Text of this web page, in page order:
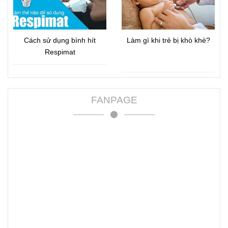
Cách sử dụng bình hít
Respimat
Làm gì khi trẻ bị khò khè?
FANPAGE